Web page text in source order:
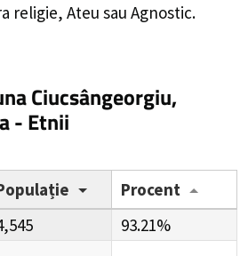
religie, Ateu sau Agnostic.
Ciucsângeorgiu,
- Etnii
Procent
93.21%